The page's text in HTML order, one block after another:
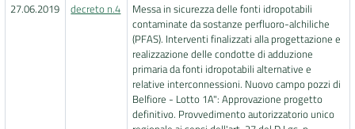
27.06.2019
decreto n.4
Messa in sicurezza delle fonti idropotabili
contaminate da sostanze perfluoro-alchiliche
(PFAS). Interventi finalizzati alla progettazione e
realizzazione delle condotte di adduzione
primaria da fonti idropotabili alternative e
relative interconnessioni. Nuovo campo pozzi di
Belfiore - Lotto 1A": Approvazione progetto
definitivo. Provvedimento autorizzatorio unico